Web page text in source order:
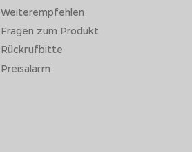
Weiterempfehlen
Fragen zum Produkt
Rückrufbitte
Preisalarm